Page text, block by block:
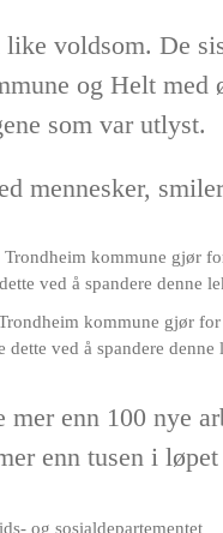
voldsom. De
og Helt
som var utlyst.
mennesker,
kommune gjør
ved å spandere
enn 100 nye
enn tusen i